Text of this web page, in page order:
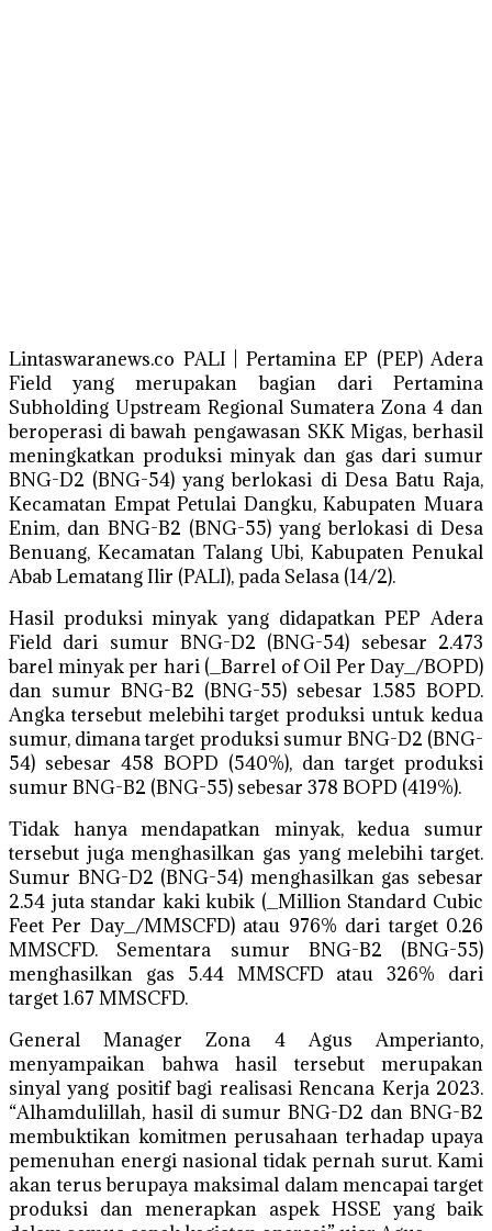
Lintaswaranews.co PALI | Pertamina EP (PEP) Adera
Field yang merupakan bagian dari Pertamina
Subholding Upstream Regional Sumatera Zona 4 dan
beroperasi di bawah pengawasan SKK Migas, berhasil
meningkatkan produksi minyak dan gas dari sumur
BNG-D2 (BNG-54) yang berlokasi di Desa Batu Raja,
Kecamatan Empat Petulai Dangku, Kabupaten Muara
Enim, dan BNG-B2 (BNG-55) yang berlokasi di Desa
Benuang, Kecamatan Talang Ubi, Kabupaten Penukal
Abab Lematang Ilir (PALI), pada Selasa (14/2).
Hasil produksi minyak yang didapatkan PEP Adera
Field dari sumur BNG-D2 (BNG-54) sebesar 2.473
barel minyak per hari (_Barrel of Oil Per Day_/BOPD)
dan sumur BNG-B2 (BNG-55) sebesar 1.585 BOPD.
Angka tersebut melebihi target produksi untuk kedua
sumur, dimana target produksi sumur BNG-D2 (BNG-
54) sebesar 458 BOPD (540%), dan target produksi
sumur BNG-B2 (BNG-55) sebesar 378 BOPD (419%).
Tidak hanya mendapatkan minyak, kedua sumur
tersebut juga menghasilkan gas yang melebihi target.
Sumur BNG-D2 (BNG-54) menghasilkan gas sebesar
2.54 juta standar kaki kubik (_Million Standard Cubic
Feet Per Day_/MMSCFD) atau 976% dari target 0.26
MMSCFD. Sementara sumur BNG-B2 (BNG-55)
menghasilkan gas 5.44 MMSCFD atau 326% dari
target 1.67 MMSCFD.
General Manager Zona 4 Agus Amperianto,
menyampaikan bahwa hasil tersebut merupakan
sinyal yang positif bagi realisasi Rencana Kerja 2023.
“Alhamdulillah, hasil di sumur BNG-D2 dan BNG-B2
membuktikan komitmen perusahaan terhadap upaya
pemenuhan energi nasional tidak pernah surut. Kami
akan terus berupaya maksimal dalam mencapai target
produksi dan menerapkan aspek HSSE yang baik